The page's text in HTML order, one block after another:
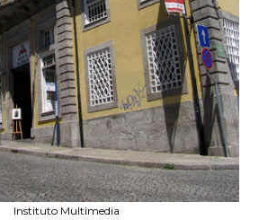
Instituto Multimedia